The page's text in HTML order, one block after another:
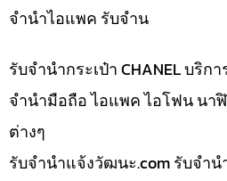
จำนำไอแพค รับจำน
รับจำนำกระเป๋า CHANEL บริ
จำนำมือถือ ไอแพค ไอโฟน นา
ต่างๆ
รับจํานําแจ้งวัฒนะ.com รับจำน